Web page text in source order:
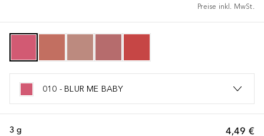
Preise inkl. MwSt.
010 - BLUR ME BABY
4,49 €
3 g